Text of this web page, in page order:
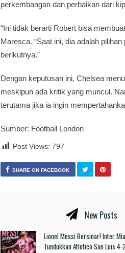
perkembangan dan perbaikan dari
“Ini tidak berarti Robert bisa
Maresca. “Saat ini, dia adalah
berikutnya.”
Dengan keputusan ini, Chelsea
meskipun ada kritik yang muncul.
terutama jika ia ingin
Sumber: Football London
Post Views: 797
SHARE ON FACEBOOK
New Posts
Lionel Messi Bersinar! Inter
Tundukkan Atletico San Luis